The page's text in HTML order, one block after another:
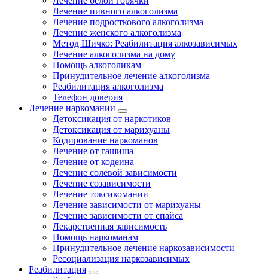
Лечение пивного алкоголизма
Лечение подросткового алкоголизма
Лечение женского алкоголизма
Метод Шичко: Реабилитация алкозависимых
Лечение алкоголизма на дому
Помощь алкоголикам
Принудительное лечение алкоголизма
Реабилитация алкоголизма
Телефон доверия
Лечение наркомании
Детоксикация от наркотиков
Детоксикация от марихуаны
Кодирование наркоманов
Лечение от гашиша
Лечение от кодеина
Лечение солевой зависимости
Лечение созависимости
Лечение токсикомании
Лечение зависимости от марихуаны
Лечение зависимости от спайса
Лекарственная зависимость
Помощь наркоманам
Принудительное лечение наркозависимости
Ресоциализация наркозависимых
Реабилитация